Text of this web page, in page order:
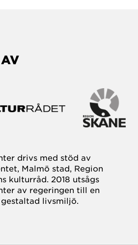
drivs med stöd av
Malmö stad, Region
kulturråd. 2018 utsågs
av regeringen till en
livsmiljö.